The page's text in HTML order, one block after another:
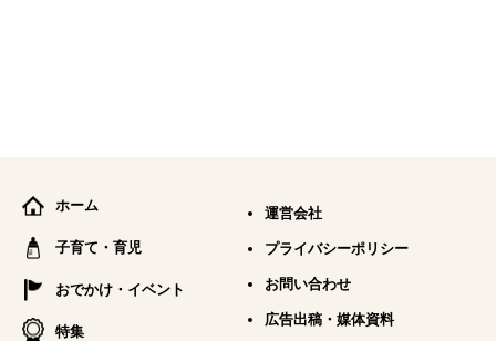
ホーム
子育て・育児
おでかけ・イベント
特集
運営会社
プライバシーポリシー
お問い合わせ
広告出稿・媒体資料